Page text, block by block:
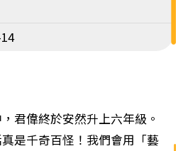
君偉終於安然升上六年級。
是千奇百怪！我們會用「藝